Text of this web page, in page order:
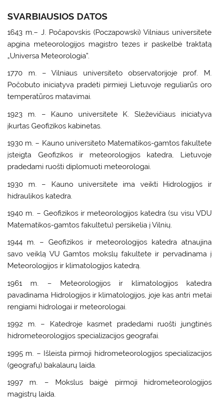
SVARBIAUSIOS DATOS
1643 m.– J. Počapovskis (Poczapowski) Vilniaus universitete
apgina meteorologijos magistro tezes ir paskelbė traktatą
„Universa Meteorologia”.
1770 m. – Vilniaus universiteto observatorijoje prof. M.
Počobuto iniciatyva pradėti pirmieji Lietuvoje reguliarūs oro
temperatūros matavimai.
1923 m. – Kauno universitete K. Sleževičiaus iniciatyva
įkurtas Geofizikos kabinetas.
1930 m. – Kauno universiteto Matematikos-gamtos fakultete
įsteigta Geofizikos ir meteorologijos katedra, Lietuvoje
pradedami ruošti diplomuoti meteorologai.
1930 m. – Kauno universitete ima veikti Hidrologijos ir
hidraulikos katedra.
1940 m. – Geofizikos ir meteorologijos katedra (su visu VDU
Matematikos-gamtos fakultetu) persikelia į Vilnių.
1944 m. – Geofizikos ir meteorologijos katedra atnaujina
savo veiklą VU Gamtos mokslų fakultete ir pervadinama į
Meteorologijos ir klimatologijos katedrą.
1961 m. – Meteorologijos ir klimatologijos katedra
pavadinama Hidrologijos ir klimatologijos, joje kas antri metai
rengiami hidrologai ir meteorologai.
1992 m. – Katedroje kasmet pradedami ruošti jungtinės
hidrometeorologijos specializacijos geografai.
1995 m. – Išleista pirmoji hidrometeorologijos specializacijos
(geografų) bakalaurų laida.
1997 m. – Mokslus baigė pirmoji hidrometeorologijos
magistrų laida.